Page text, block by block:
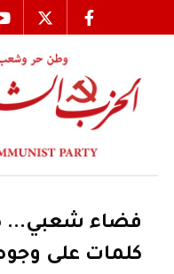
فضاء شعبي...
كلمات على